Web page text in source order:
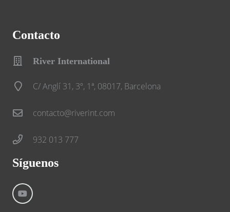
Contacto
River International
C/ Anglí 31, 3º, 1ª, 08017, Barcelona
contacto@riverint.com
932 013 777
Síguenos